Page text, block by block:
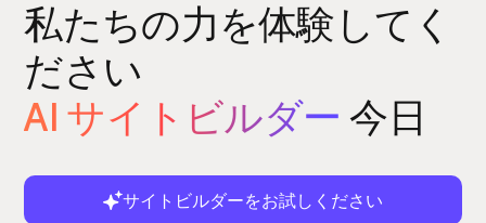
私たちの力を体験してく
ださい
AI サイトビルダー 今日
サイトビルダーをお試しください